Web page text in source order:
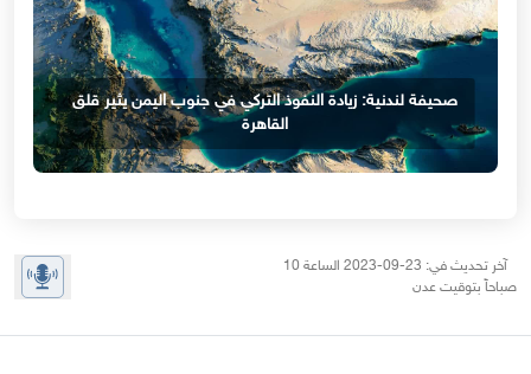
صحيفة لندنية: زيادة النفوذ التركي في جنوب اليمن يثير قلق
القاهرة
آخر تحديث في: 23-09-2023 الساعة 10
صباحاً بتوقيت عدن